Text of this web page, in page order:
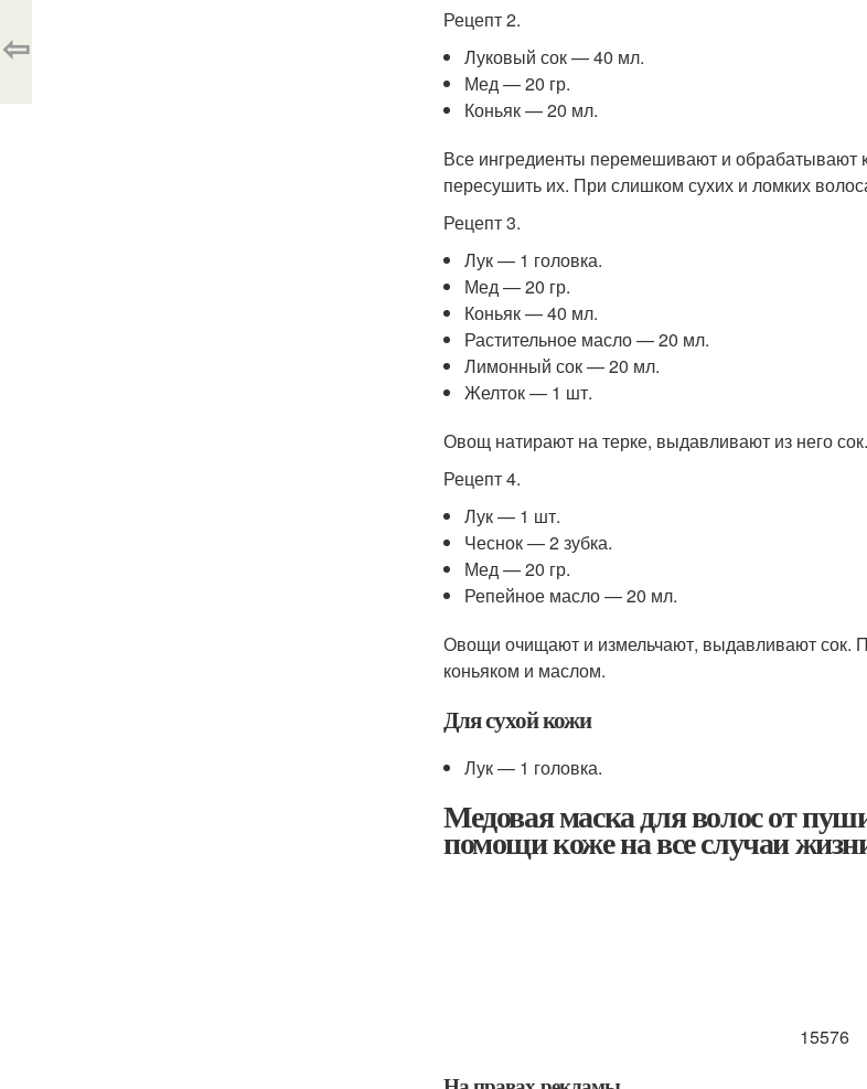
Рецепт 2.
Луковый сок — 40 мл.
Мед — 20 гр.
Коньяк — 20 мл.
Все ингредиенты перемешивают и обрабатывают
пересушить их. При слишком сухих и ломких
Рецепт 3.
Лук — 1 головка.
Мед — 20 гр.
Коньяк — 40 мл.
Растительное масло — 20 мл.
Лимонный сок — 20 мл.
Желток — 1 шт.
Овощ натирают на терке, выдавливают из него
Рецепт 4.
Лук — 1 шт.
Чеснок — 2 зубка.
Мед — 20 гр.
Репейное масло — 20 мл.
Овощи очищают и измельчают, выдавливают сок.
коньяком и маслом.
Для сухой кожи
Лук — 1 головка.
Медовая маска для волос от
помощи коже на все случаи
15576
⇦